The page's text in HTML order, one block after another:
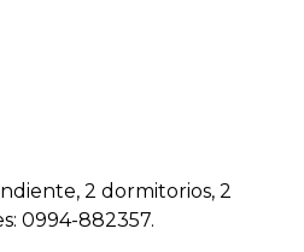
2 dormitorios, 2
0994-882357.